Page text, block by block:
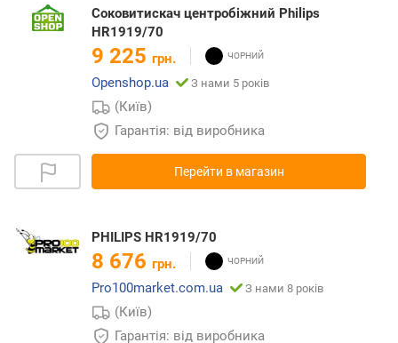
Соковитискач центробіжний Philips
HR1919/70
9 225 грн.
Openshop.ua
З нами 5 років
(Київ)
Гарантія: від виробника
Перейти в магазин
PHILIPS HR1919/70
8 676 грн.
Pro100market.com.ua
З нами 8 років
(Київ)
Гарантія: від виробника